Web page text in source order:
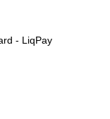
- LiqPay